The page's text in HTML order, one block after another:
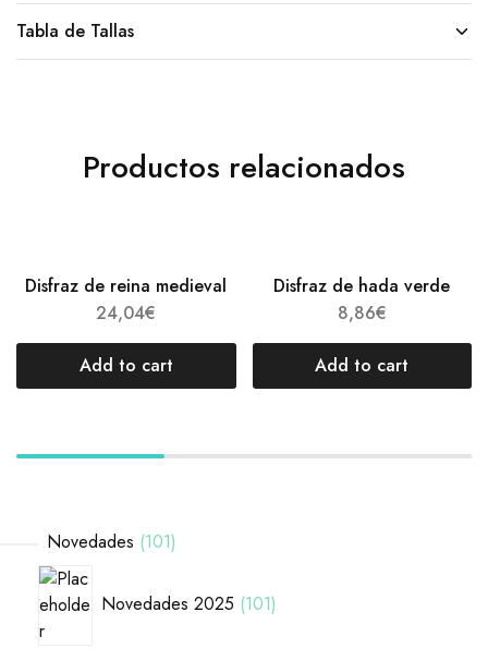
Tabla de Tallas
Productos relacionados
Disfraz de reina medieval
24,04€
Add to cart
Disfraz de hada verde
8,86€
Add to cart
Novedades 101
Novedades 2025 101